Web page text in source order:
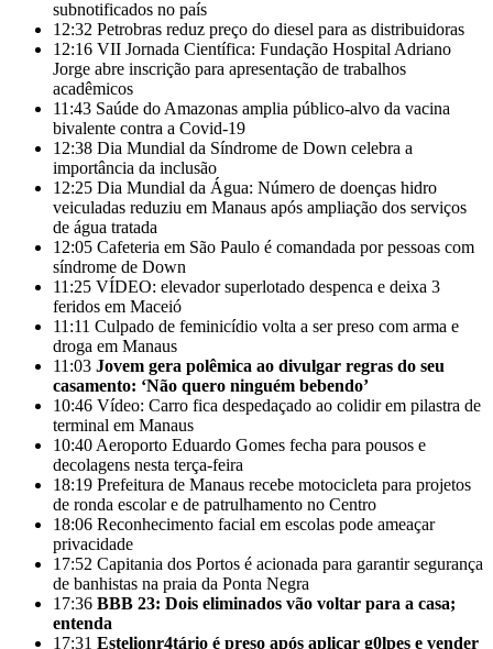
subnotificados no país
12:32 Petrobras reduz preço do diesel para as distribuidoras
12:16 VII Jornada Científica: Fundação Hospital Adriano
Jorge abre inscrição para apresentação de trabalhos
acadêmicos
11:43 Saúde do Amazonas amplia público-alvo da vacina
bivalente contra a Covid-19
12:38 Dia Mundial da Síndrome de Down celebra a
importância da inclusão
12:25 Dia Mundial da Água: Número de doenças hidro
veiculadas reduziu em Manaus após ampliação dos serviços
de água tratada
12:05 Cafeteria em São Paulo é comandada por pessoas com
síndrome de Down
11:25 VÍDEO: elevador superlotado despenca e deixa 3
feridos em Maceió
11:11 Culpado de feminicídio volta a ser preso com arma e
droga em Manaus
11:03 Jovem gera polêmica ao divulgar regras do seu
casamento: ‘Não quero ninguém bebendo’
10:46 Vídeo: Carro fica despedaçado ao colidir em pilastra de
terminal em Manaus
10:40 Aeroporto Eduardo Gomes fecha para pousos e
decolagens nesta terça-feira
18:19 Prefeitura de Manaus recebe motocicleta para projetos
de ronda escolar e de patrulhamento no Centro
18:06 Reconhecimento facial em escolas pode ameaçar
privacidade
17:52 Capitania dos Portos é acionada para garantir segurança
de banhistas na praia da Ponta Negra
17:36 BBB 23: Dois eliminados vão voltar para a casa;
entenda
17:31 Estelionr4tário é preso após aplicar g0lpes e vender